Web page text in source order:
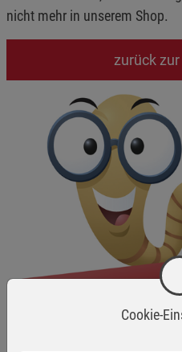
nicht mehr in unserem Shop.
zurück
Cookie-